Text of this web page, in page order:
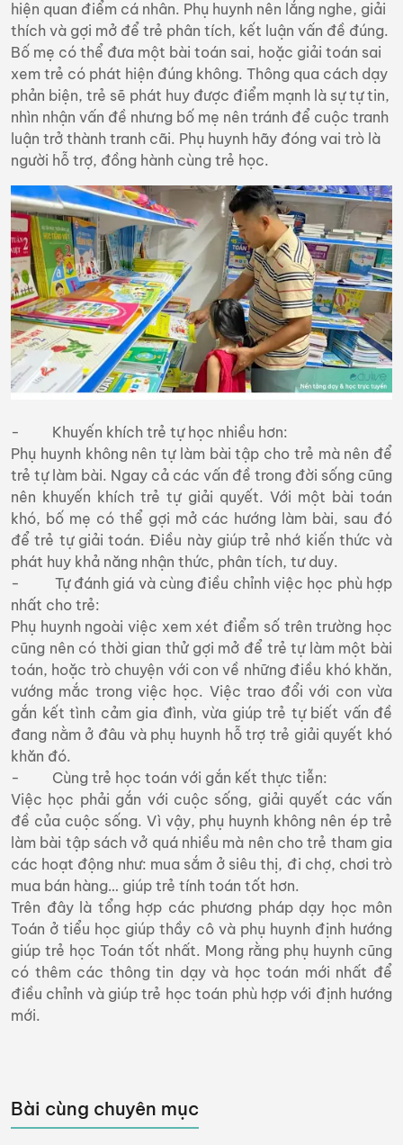
hiện quan điểm cá nhân. Phụ huynh nên lắng nghe, giải
thích và gợi mở để trẻ phân tích, kết luận vấn đề đúng.
Bố mẹ có thể đưa một bài toán sai, hoặc giải toán sai
xem trẻ có phát hiện đúng không. Thông qua cách dạy
phản biện, trẻ sẽ phát huy được điểm mạnh là sự tự tin,
nhìn nhận vấn đề nhưng bố mẹ nên tránh để cuộc tranh
luận trở thành tranh cãi. Phụ huynh hãy đóng vai trò là
người hỗ trợ, đồng hành cùng trẻ học.
- Khuyến khích trẻ tự học nhiều hơn:
Phụ huynh không nên tự làm bài tập cho trẻ mà nên để
trẻ tự làm bài. Ngay cả các vấn đề trong đời sống cũng
nên khuyến khích trẻ tự giải quyết. Với một bài toán
khó, bố mẹ có thể gợi mở các hướng làm bài, sau đó
để trẻ tự giải toán. Điều này giúp trẻ nhớ kiến thức và
phát huy khả năng nhận thức, phân tích, tư duy.
- Tự đánh giá và cùng điều chỉnh việc học phù hợp
nhất cho trẻ:
Phụ huynh ngoài việc xem xét điểm số trên trường học
cũng nên có thời gian thử gợi mở để trẻ tự làm một bài
toán, hoặc trò chuyện với con về những điều khó khăn,
vướng mắc trong việc học. Việc trao đổi với con vừa
gắn kết tình cảm gia đình, vừa giúp trẻ tự biết vấn đề
đang nằm ở đâu và phụ huynh hỗ trợ trẻ giải quyết khó
khăn đó.
- Cùng trẻ học toán với gắn kết thực tiễn:
Việc học phải gắn với cuộc sống, giải quyết các vấn
đề của cuộc sống. Vì vậy, phụ huynh không nên ép trẻ
làm bài tập sách vở quá nhiều mà nên cho trẻ tham gia
các hoạt động như: mua sắm ở siêu thị, đi chợ, chơi trò
mua bán hàng… giúp trẻ tính toán tốt hơn.
Trên đây là tổng hợp các phương pháp dạy học môn
Toán ở tiểu học giúp thầy cô và phụ huynh định hướng
giúp trẻ học Toán tốt nhất. Mong rằng phụ huynh cũng
có thêm các thông tin dạy và học toán mới nhất để
điều chỉnh và giúp trẻ học toán phù hợp với định hướng
mới.
Bài cùng chuyên mục